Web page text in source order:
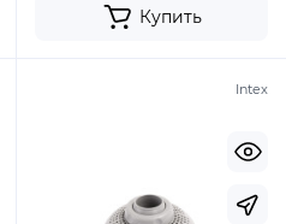
Купить
Intex